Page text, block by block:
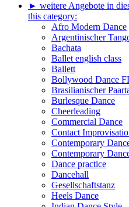
► weitere Angebote in
this category:
Afro Modern Dance
Argentinischer
Bachata
Ballet english class
Ballett
Bollywood Dance
Brasilianischer
Burlesque Dance
Cheerleading
Commercial Dance
Contact
Contemporary
Contemporary
Dance practice
Dancehall
Gesellschaftstanz
Heels Dance